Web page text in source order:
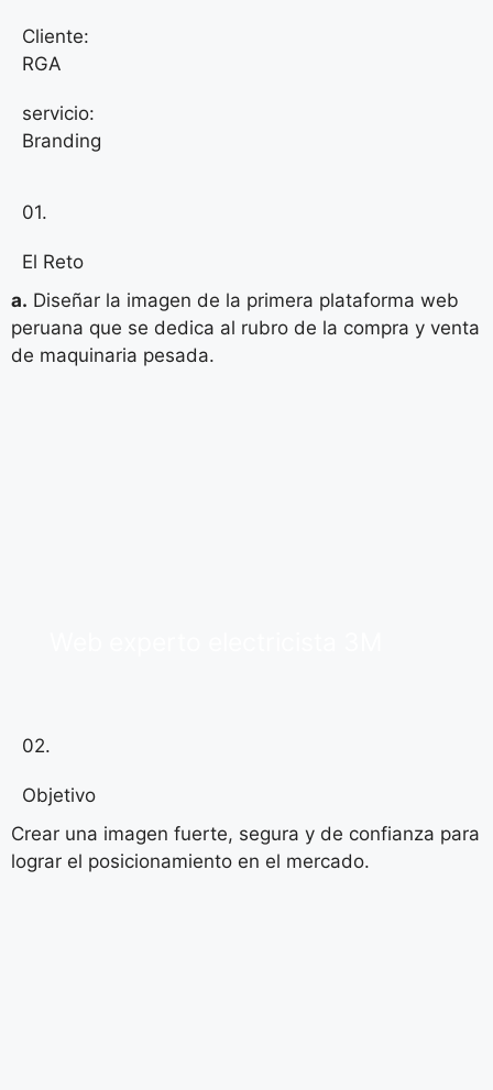
Cliente:
RGA
servicio:
Branding
01.
El Reto
a. Diseñar la imagen de la primera plataforma web
peruana que se dedica al rubro de la compra y venta
de maquinaria pesada.
02.
Objetivo
Crear una imagen fuerte, segura y de confianza para
lograr el posicionamiento en el mercado.